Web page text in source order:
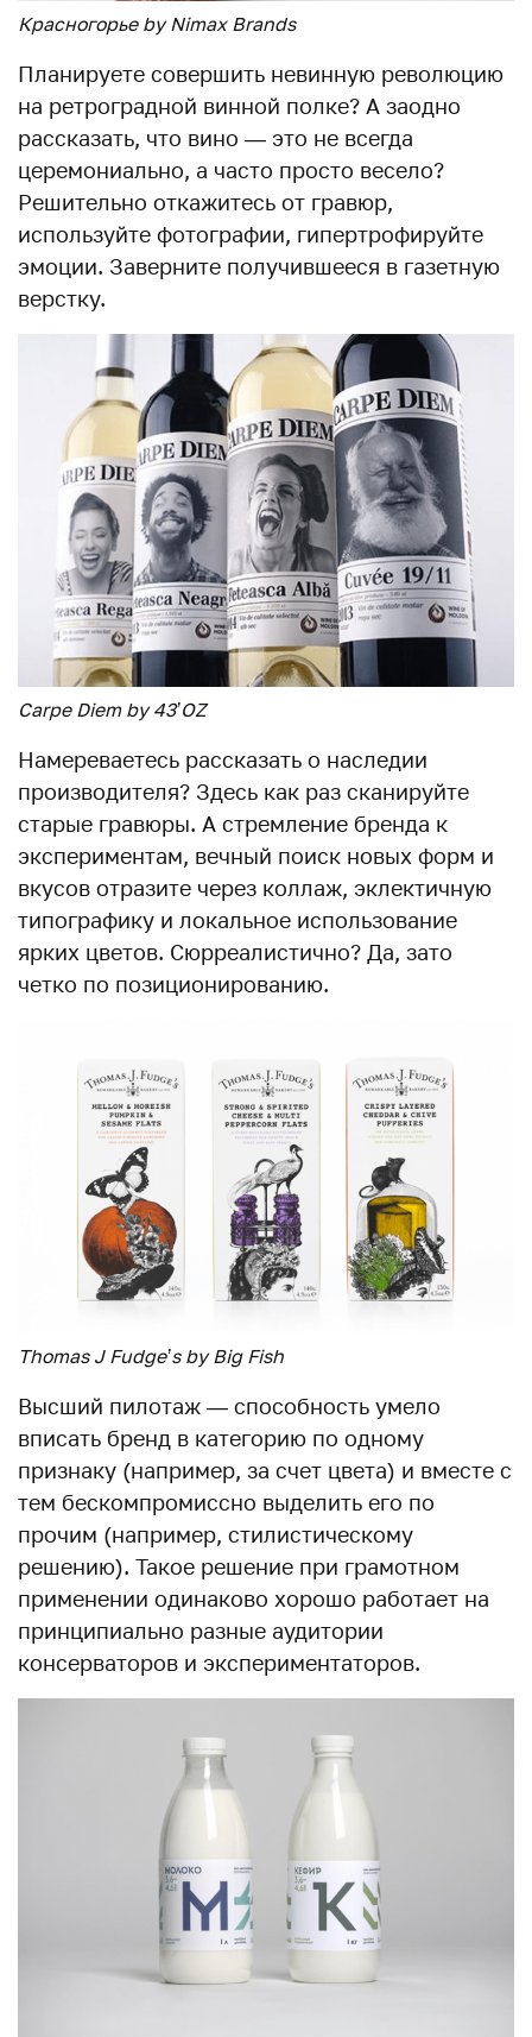
Красногорье by Nimax Brands
Планируете совершить невинную революцию
на ретроградной винной полке? А заодно
рассказать, что вино — это не всегда
церемониально, а часто просто весело?
Решительно откажитесь от гравюр,
используйте фотографии, гипертрофируйте
эмоции. Заверните получившееся в газетную
верстку.
Carpe Diem by 43’OZ
Намереваетесь рассказать о наследии
производителя? Здесь как раз сканируйте
старые гравюры. А стремление бренда к
экспериментам, вечный поиск новых форм и
вкусов отразите через коллаж, эклектичную
типографику и локальное использование
ярких цветов. Сюрреалистично? Да, зато
четко по позиционированию.
Thomas J Fudge’s by Big Fish
Высший пилотаж — способность умело
вписать бренд в категорию по одному
признаку (например, за счет цвета) и вместе с
тем бескомпромиссно выделить его по
прочим (например, стилистическому
решению). Такое решение при грамотном
применении одинаково хорошо работает на
принципиально разные аудитории
консерваторов и экспериментаторов.